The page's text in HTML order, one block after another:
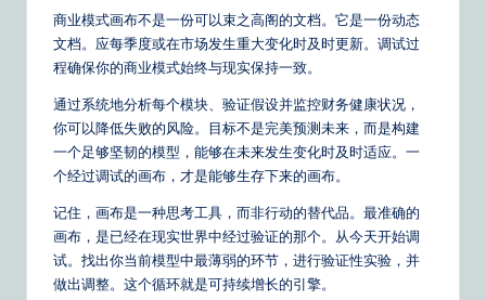
商业模式画布不是一份可以束之高阁的文档。它是一份动态
文档。应每季度或在市场发生重大变化时及时更新。调试过
程确保你的商业模式始终与现实保持一致。
通过系统地分析每个模块、验证假设并监控财务健康状况，
你可以降低失败的风险。目标不是完美预测未来，而是构建
一个足够坚韧的模型，能够在未来发生变化时及时适应。一
个经过调试的画布，才是能够生存下来的画布。
记住，画布是一种思考工具，而非行动的替代品。最准确的
画布，是已经在现实世界中经过验证的那个。从今天开始调
试。找出你当前模型中最薄弱的环节，进行验证性实验，并
做出调整。这个循环就是可持续增长的引擎。